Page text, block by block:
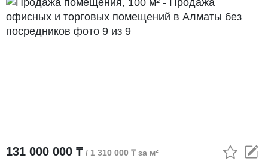
131 000 000 ₸ / 1 310 000 ₸ за м²